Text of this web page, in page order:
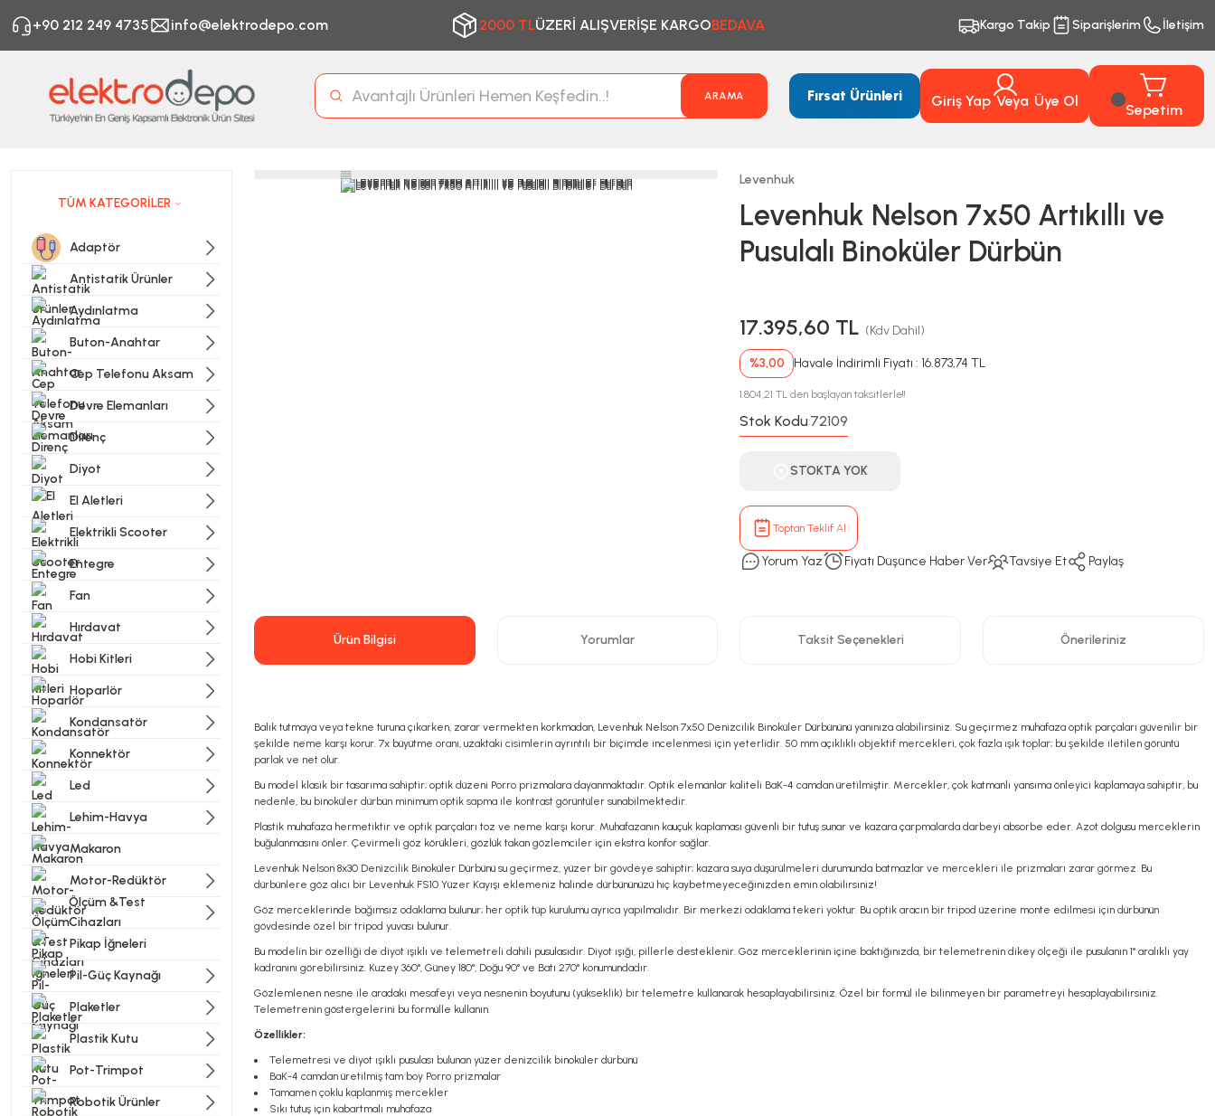
+90 212 249 4735 info@elektrodepo.com 2000 TLÜZERİ ALIŞVERİŞE KARGOBEDAVA Kargo Takip Siparişlerim İletişim
ARAMA Fırsat Ürünleri Giriş Yap Veya Üye Ol
Sepetim
TÜM KATEGORİLER
Adaptör
Antistatik Ürünler
Aydınlatma
Buton-Anahtar
Cep Telefonu Aksam
Devre Elemanları
Direnç
Diyot
El Aletleri
Elektrikli Scooter
Entegre
Fan
Hırdavat
Hobi Kitleri
Hoparlör
Kondansatör
Konnektör
Led
Lehim-Havya
Makaron
Motor-Redüktör
Ölçüm &Test
Cihazları
Pikap İğneleri
Pil-Güç Kaynağı
Plaketler
Plastik Kutu
Pot-Trimpot
Robotik Ürünler
Levenhuk
Levenhuk Nelson 7x50 Artıkıllı ve
Pusulalı Binoküler Dürbün
17.395,60 TL (Kdv Dahil)
%3,00 Havale İndirimli Fiyatı : 16.873,74 TL
1.804,21 TL den başlayan taksitlerle!!
Stok Kodu:72109
STOKTA YOK
Toptan Teklif Al
Yorum Yaz Fiyatı Düşünce Haber Ver Tavsiye Et Paylaş
Ürün Bilgisi Yorumlar Taksit Seçenekleri Önerileriniz
Balık tutmaya veya tekne turuna çıkarken, zarar vermekten korkmadan, Levenhuk Nelson 7x50 Denizcilik Binoküler Dürbününü yanınıza alabilirsiniz. Su geçirmez muhafaza optik parçaları güvenilir bir
şekilde neme karşı korur. 7x büyütme oranı, uzaktaki cisimlerin ayrıntılı bir biçimde incelenmesi için yeterlidir. 50 mm açıklıklı objektif mercekleri, çok fazla ışık toplar; bu şekilde iletilen görüntü
parlak ve net olur.
Bu model klasik bir tasarıma sahiptir; optik düzeni Porro prizmalara dayanmaktadır. Optik elemanlar kaliteli BaK-4 camdan üretilmiştir. Mercekler, çok katmanlı yansıma önleyici kaplamaya sahiptir, bu
nedenle, bu binoküler dürbün minimum optik sapma ile kontrast görüntüler sunabilmektedir.
Plastik muhafaza hermetiktir ve optik parçaları toz ve neme karşı korur. Muhafazanın kauçuk kaplaması güvenli bir tutuş sunar ve kazara çarpmalarda darbeyi absorbe eder. Azot dolgusu merceklerin
buğulanmasını önler. Çevirmeli göz körükleri, gözlük takan gözlemciler için ekstra konfor sağlar.
Levenhuk Nelson 8x30 Denizcilik Binoküler Dürbünü su geçirmez, yüzer bir gövdeye sahiptir; kazara suya düşürülmeleri durumunda batmazlar ve mercekleri ile prizmaları zarar görmez. Bu
dürbünlere göz alıcı bir Levenhuk FS10 Yüzer Kayışı eklemeniz halinde dürbününüzü hiç kaybetmeyeceğinizden emin olabilirsiniz!
Göz merceklerinde bağımsız odaklama bulunur; her optik tüp kurulumu ayrıca yapılmalıdır. Bir merkezi odaklama tekeri yoktur. Bu optik aracın bir tripod üzerine monte edilmesi için dürbünün
gövdesinde özel bir tripod yuvası bulunur.
Bu modelin bir özelliği de diyot ışıklı ve telemetreli dahili pusulasıdır. Diyot ışığı, pillerle desteklenir. Göz merceklerinin içine baktığınızda, bir telemetrenin dikey ölçeği ile pusulanın 1° aralıklı yay
kadranını görebilirsiniz. Kuzey 360°, Güney 180°, Doğu 90° ve Batı 270° konumundadır.
Gözlemlenen nesne ile aradaki mesafeyi veya nesnenin boyutunu (yükseklik) bir telemetre kullanarak hesaplayabilirsiniz. Özel bir formül ile bilinmeyen bir parametreyi hesaplayabilirsiniz.
Telemetrenin göstergelerini bu formülle kullanın.
Özellikler:
Telemetresi ve diyot ışıklı pusulası bulunan yüzer denizcilik binoküler dürbünü
BaK-4 camdan üretilmiş tam boy Porro prizmalar
Tamamen çoklu kaplanmış mercekler
Sıkı tutuş için kabartmalı muhafaza